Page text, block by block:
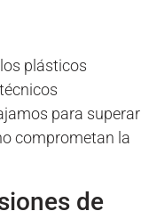
plásticos
para superar
comprometan la
de